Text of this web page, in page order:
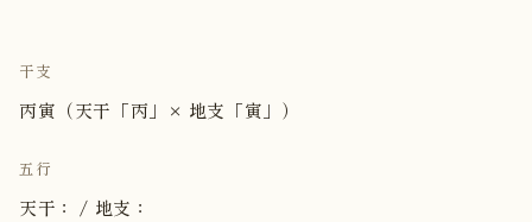
干支
丙寅（天干「丙」× 地支「寅」）
五行
天干： / 地支：